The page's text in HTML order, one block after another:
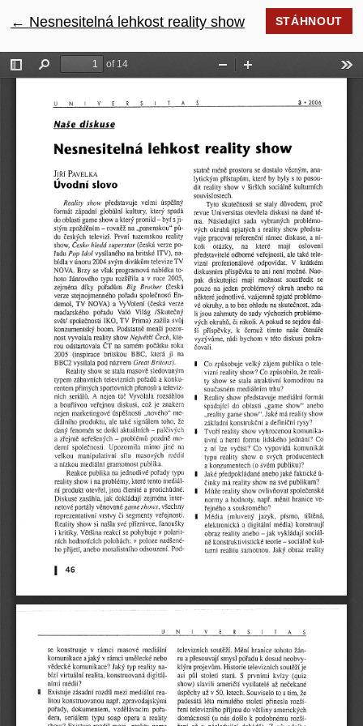
← Návrat na podrobnosti článku
Nesnesitelná lehkost reality show STÁHNOUT